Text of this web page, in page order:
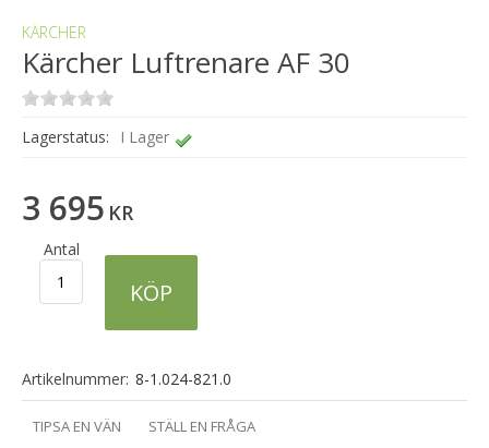
KÄRCHER
Kärcher Luftrenare AF 30
Lagerstatus: I Lager
3 695 KR
Antal
KÖP
Artikelnummer: 8-1.024-821.0
TIPSA EN VÄN STÄLL EN FRÅGA